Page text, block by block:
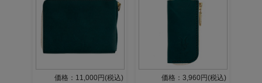
価格：11,000円(税込) 価格：3,960円(税込)